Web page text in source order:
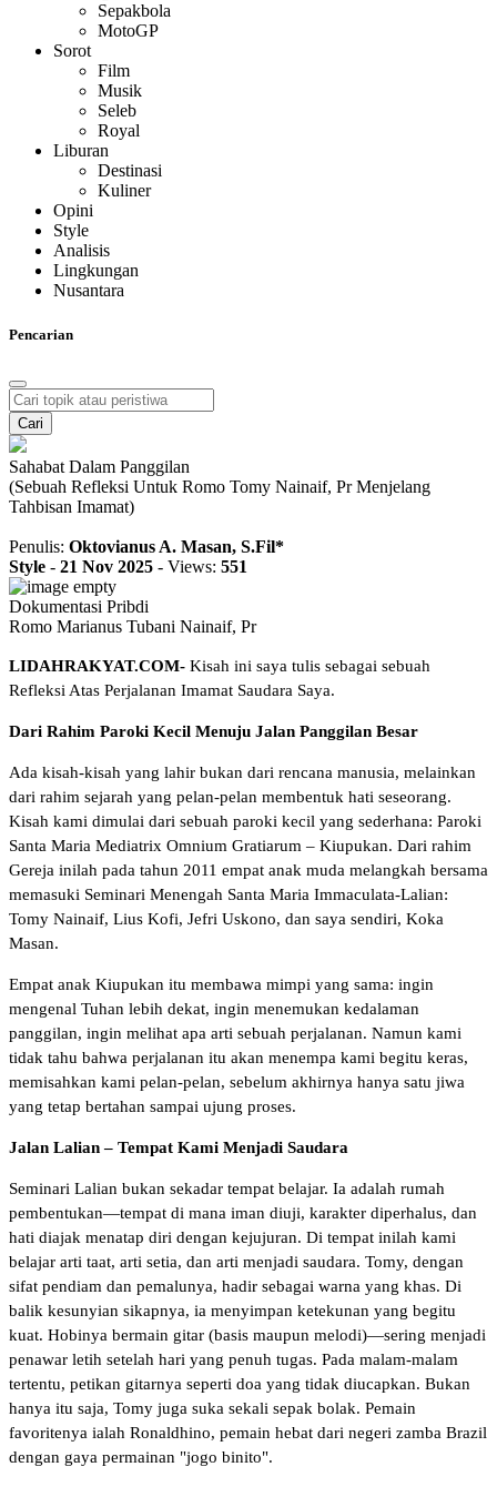
Sepakbola
MotoGP
Sorot
Film
Musik
Seleb
Royal
Liburan
Destinasi
Kuliner
Opini
Style
Analisis
Lingkungan
Nusantara
Pencarian
Cari
Sahabat Dalam Panggilan
(Sebuah Refleksi Untuk Romo Tomy Nainaif, Pr Menjelang
Tahbisan Imamat)
Penulis: Oktovianus A. Masan, S.Fil*
Style - 21 Nov 2025 - Views: 551
Dokumentasi Pribdi
Romo Marianus Tubani Nainaif, Pr
LIDAHRAKYAT.COM- Kisah ini saya tulis sebagai sebuah
Refleksi Atas Perjalanan Imamat Saudara Saya.
Dari Rahim Paroki Kecil Menuju Jalan Panggilan Besar
Ada kisah-kisah yang lahir bukan dari rencana manusia, melainkan
dari rahim sejarah yang pelan-pelan membentuk hati seseorang.
Kisah kami dimulai dari sebuah paroki kecil yang sederhana: Paroki
Santa Maria Mediatrix Omnium Gratiarum – Kiupukan. Dari rahim
Gereja inilah pada tahun 2011 empat anak muda melangkah bersama
memasuki Seminari Menengah Santa Maria Immaculata-Lalian:
Tomy Nainaif, Lius Kofi, Jefri Uskono, dan saya sendiri, Koka
Masan.
Empat anak Kiupukan itu membawa mimpi yang sama: ingin
mengenal Tuhan lebih dekat, ingin menemukan kedalaman
panggilan, ingin melihat apa arti sebuah perjalanan. Namun kami
tidak tahu bahwa perjalanan itu akan menempa kami begitu keras,
memisahkan kami pelan-pelan, sebelum akhirnya hanya satu jiwa
yang tetap bertahan sampai ujung proses.
Jalan Lalian – Tempat Kami Menjadi Saudara
Seminari Lalian bukan sekadar tempat belajar. Ia adalah rumah
pembentukan—tempat di mana iman diuji, karakter diperhalus, dan
hati diajak menatap diri dengan kejujuran. Di tempat inilah kami
belajar arti taat, arti setia, dan arti menjadi saudara. Tomy, dengan
sifat pendiam dan pemalunya, hadir sebagai warna yang khas. Di
balik kesunyian sikapnya, ia menyimpan ketekunan yang begitu
kuat. Hobinya bermain gitar (basis maupun melodi)—sering menjadi
penawar letih setelah hari yang penuh tugas. Pada malam-malam
tertentu, petikan gitarnya seperti doa yang tidak diucapkan. Bukan
hanya itu saja, Tomy juga suka sekali sepak bolak. Pemain
favoritenya ialah Ronaldhino, pemain hebat dari negeri zamba Brazil
dengan gaya permainan "jogo binito".